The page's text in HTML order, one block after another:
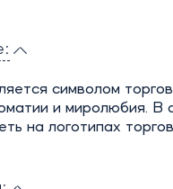
символом
и миролюбия. В
на логотипах